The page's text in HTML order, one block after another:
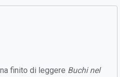
finito di leggere Buchi nel